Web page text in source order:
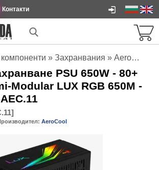
Контакти
» Захранвания » AeroCool захранване PSU 650W - 80+ Bronze, Semi-Modular LUX RGB 650M - ACPB-LM65AEC.11
PSU 650W - 80+
Modular LUX RGB 650M -
]
AeroCool